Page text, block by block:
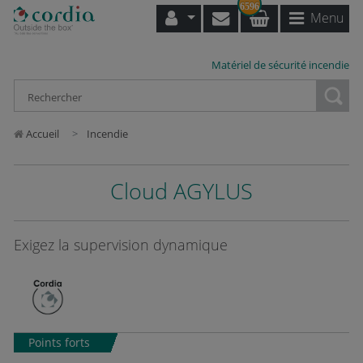
6596
Menu
Matériel de sécurité incendie
Accueil Incendie
Cloud AGYLUS
Exigez la supervision dynamique
Points forts